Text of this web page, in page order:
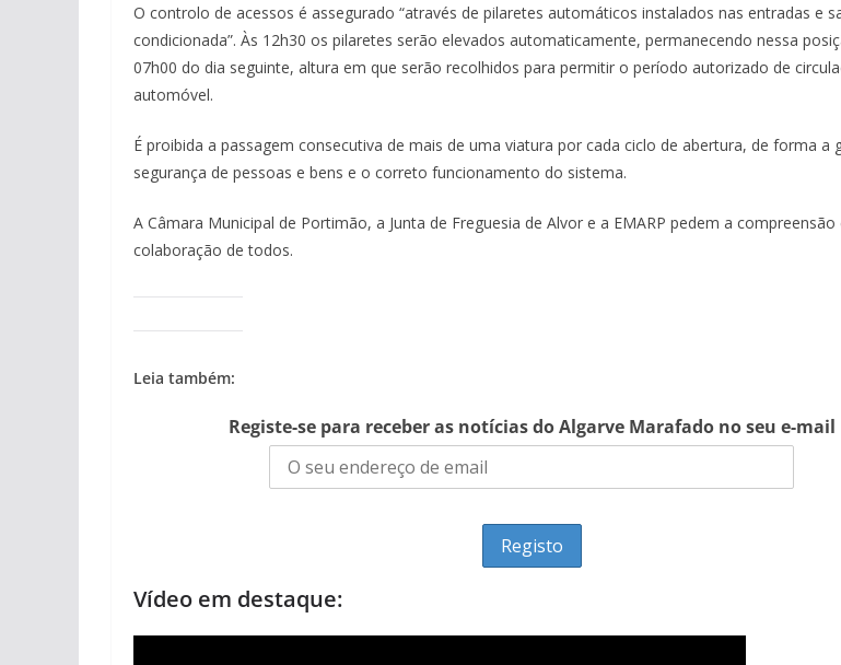
O controlo de acessos é assegurado “através de pilaretes automáticos instalados nas entradas e
condicionada”. Às 12h30 os pilaretes serão elevados automaticamente, permanecendo nessa
07h00 do dia seguinte, altura em que serão recolhidos para permitir o período autorizado de
automóvel.
É proibida a passagem consecutiva de mais de uma viatura por cada ciclo de abertura, de forma a
segurança de pessoas e bens e o correto funcionamento do sistema.
A Câmara Municipal de Portimão, a Junta de Freguesia de Alvor e a EMARP pedem a compreensão
colaboração de todos.
Leia também:
Registe-se para receber as notícias do Algarve Marafado no seu e-mail
Vídeo em destaque:
sacristia da Igreja de Santa